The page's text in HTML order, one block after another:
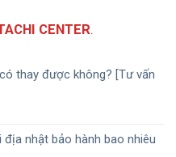
CENTER.
thay được không? [Tư vấn
nhật bảo hành bao nhiêu